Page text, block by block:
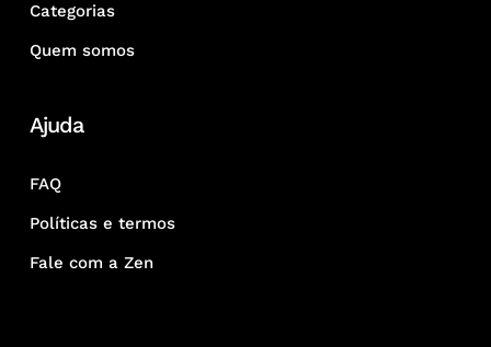
Categorias
Quem somos
Ajuda
FAQ
Políticas e termos
Fale com a Zen